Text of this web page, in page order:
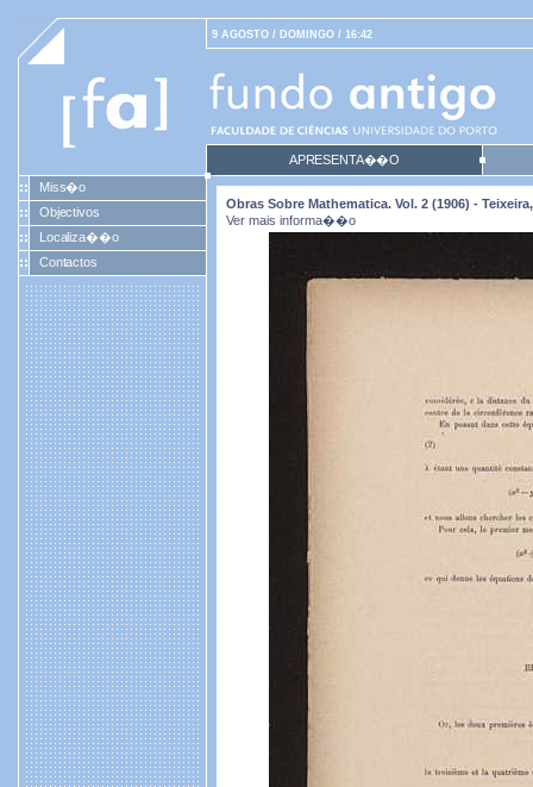
9 AGOSTO / DOMINGO / 16:42
APRESENTA��O
Miss�o
Objectivos
Localiza��o
Contactos
Obras Sobre Mathematica. Vol. 2 (1906) -
Ver mais informa��o